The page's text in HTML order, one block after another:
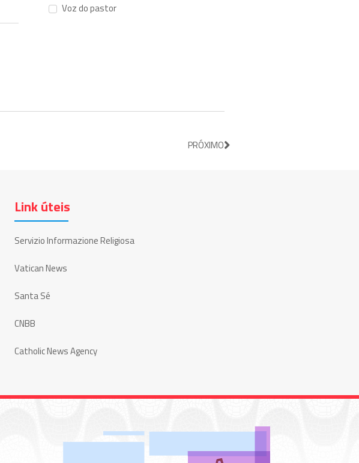
Voz do pastor
PRÓXIMO
Link úteis
Servizio Informazione Religiosa
Vatican News
Santa Sé
CNBB
Catholic News Agency